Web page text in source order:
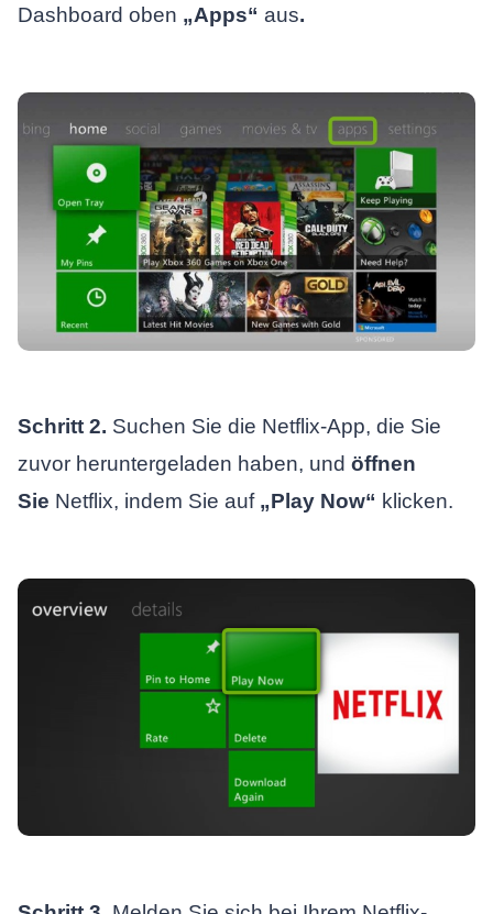
Dashboard oben „Apps“ aus.
Schritt 2. Suchen Sie die Netflix-App, die Sie
zuvor heruntergeladen haben, und öffnen
Sie Netflix, indem Sie auf „Play Now“ klicken.